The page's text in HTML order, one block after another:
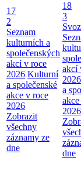
17
2
Seznam
kulturních a
společenských
akcí v roce
2026 Kulturní
a společenské
akce v roce
2026
Zobrazit
všechny
záznamy ze
dne
18
3
akcí
2026
a
2026
dne